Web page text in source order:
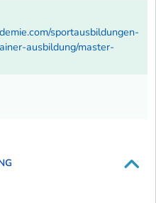
sportausbildungen-
ausbildung/master-